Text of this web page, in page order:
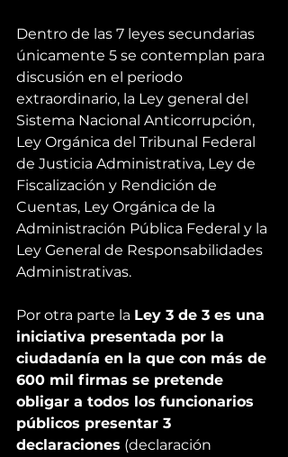
Dentro de las 7 leyes secundarias
únicamente 5 se contemplan para
discusión en el periodo
extraordinario, la Ley general del
Sistema Nacional Anticorrupción,
Ley Orgánica del Tribunal Federal
de Justicia Administrativa, Ley de
Fiscalización y Rendición de
Cuentas, Ley Orgánica de la
Administración Pública Federal y la
Ley General de Responsabilidades
Administrativas.
Por otra parte la Ley 3 de 3 es una
iniciativa presentada por la
ciudadanía en la que con más de
600 mil firmas se pretende
obligar a todos los funcionarios
públicos presentar 3
declaraciones (declaración